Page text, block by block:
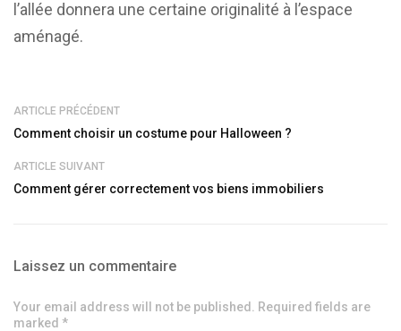
l’allée donnera une certaine originalité à l’espace
aménagé.
ARTICLE PRÉCÉDENT
Comment choisir un costume pour Halloween ?
ARTICLE SUIVANT
Comment gérer correctement vos biens immobiliers
Laissez un commentaire
Your email address will not be published. Required fields are
marked *